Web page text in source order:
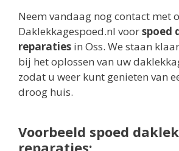
Neem vandaag nog contact met
Daklekkagespoed.nl voorspoed
reparaties in Oss. We staan
bij het oplossen van uw
zodat u weer kunt genieten van
droog huis.
Voorbeeld spoed
reparaties: